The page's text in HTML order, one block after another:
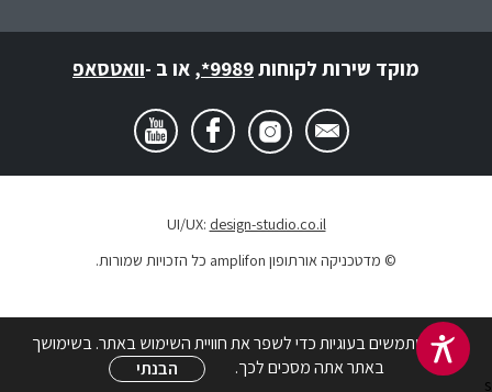
מוקד שירות לקוחות*9989
, או ב -וואטסאפ
UI/UX: design-studio.co.il
© מדטכניקה אורתופון amplifon כל הזכויות שמורות.
אנו משתמשים בעוגיות כדי לשפר את חוויית השימוש באתר. בשימושך
באתר אתה מסכים לכך.
הבנתי
s